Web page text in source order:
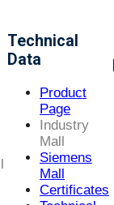
Technical
Data
Product
Page
Industry
Mall
Siemens
Mall
Certificates